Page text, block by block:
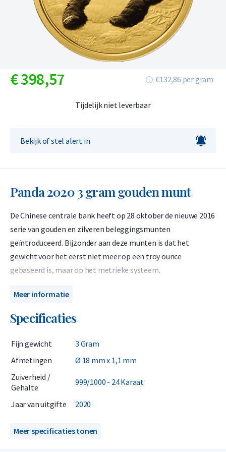
€398,57 €132,86 per gram
Tijdelijk niet leverbaar
Bekijk of stel alert in
Panda 2020 3 gram gouden munt
De Chinese centrale bank heeft op 28 oktober de nieuwe 2016
serie van gouden en zilveren beleggingsmunten
geïntroduceerd. Bijzonder aan deze munten is dat het
gewicht voor het eerst niet meer op een troy ounce
gebaseerd is, maar op het metrieke systeem.
De munt is geslagen in negen verschillende formaten. De
gram, 15 gram, 30 gram, 50 gram, 100 gram, 150 gram, 1
De gouden Panda munt 2020 is één van de reeks panda
munten die uitgegeven word door de People's Republic of
China. De munt is voor het eerst in 1982 geïntroduceerd. Het
interessant voor verzamelaars. De Panda munt wordt
Meer informatie
Specificaties
Fijn gewicht
3 Gram
Afmetingen
Ø 18 mm x 1,1 mm
Zuiverheid /
Gehalte
999/1000 - 24 Karaat
Jaar van uitgifte 2020
Meer specificaties tonen